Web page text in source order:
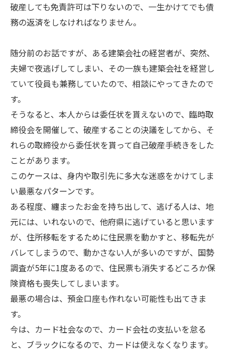
破産しても免責許可は下りないので、一生かけてでも債
務の返済をしなければなりません。
随分前のお話ですが、ある建築会社の経営者が、突然、
夫婦で夜逃げしてしまい、その一族も建築会社を経営し
ていて役員も兼務していたので、相談にやってきたので
す。
そうなると、本人からは委任状を貰えないので、臨時取
締役会を開催して、破産することの決議をしてから、そ
れらの取締役から委任状を貰って自己破産手続きをした
ことがあります。
このケースは、身内や取引先に多大な迷惑をかけてしま
い最悪なパターンです。
ある程度、纏まったお金を持ち出して、逃げる人は、地
元には、いれないので、他府県に逃げていると思います
が、住所移転をするために住民票を動かすと、移転先が
バレてしまうので、動かさない人が多いのですが、国勢
調査が5年に1度あるので、住民票も消失するどころか保
険資格も喪失してしまいます。
最悪の場合は、預金口座も作れない可能性も出てきま
す。
今は、カード社会なので、カード会社の支払いを怠る
と、ブラックになるので、カードは使えなくなります。